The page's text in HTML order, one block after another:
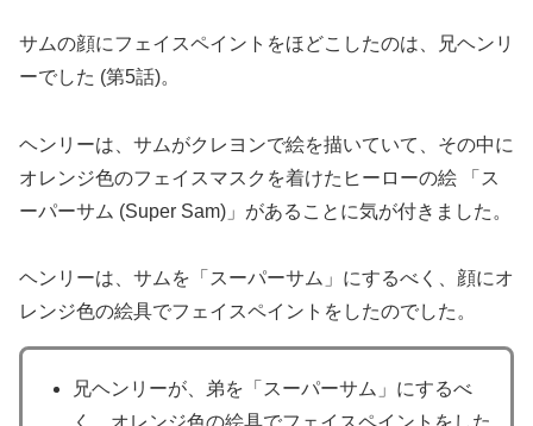
サムの顔にフェイスペイントをほどこしたのは、兄ヘンリ
ーでした (第5話)。
ヘンリーは、サムがクレヨンで絵を描いていて、その中に
オレンジ色のフェイスマスクを着けたヒーローの絵 「ス
ーパーサム (Super Sam)」があることに気が付きました。
ヘンリーは、サムを「スーパーサム」にするべく、顔にオ
レンジ色の絵具でフェイスペイントをしたのでした。
兄ヘンリーが、弟を「スーパーサム」にするべ
く、オレンジ色の絵具でフェイスペイントをした